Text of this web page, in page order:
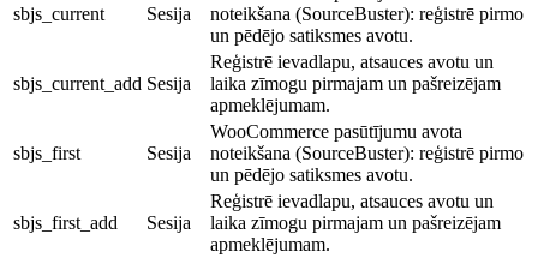
sbjs_current Sesija
noteikšana (SourceBuster): reģistrē pirmo
un pēdējo satiksmes avotu.
sbjs_current_add Sesija
Reģistrē ievadlapu, atsauces avotu un
laika zīmogu pirmajam un pašreizējam
apmeklējumam.
sbjs_first Sesija
WooCommerce pasūtījumu avota
noteikšana (SourceBuster): reģistrē pirmo
un pēdējo satiksmes avotu.
sbjs_first_add Sesija
Reģistrē ievadlapu, atsauces avotu un
laika zīmogu pirmajam un pašreizējam
apmeklējumam.